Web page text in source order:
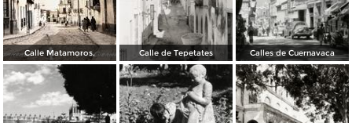
Calle Matamoros. Calle de Tepetates Calles de Cuernavaca